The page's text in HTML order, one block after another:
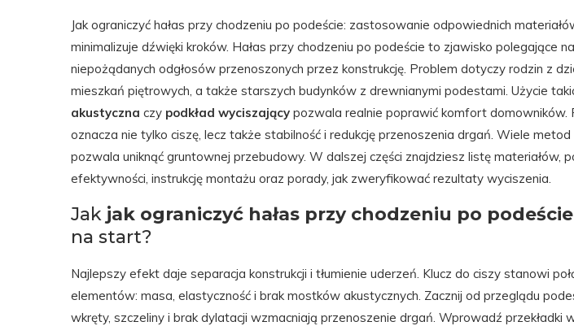
Jak ograniczyć hałas przy chodzeniu po podeście: zastosowanie odpowiednich
minimalizuje dźwięki kroków. Hałas przy chodzeniu po podeście to zjawisko polegające
niepożądanych odgłosów przenoszonych przez konstrukcję. Problem dotyczy rodzin z
mieszkań piętrowych, a także starszych budynków z drewnianymi podestami. Użycie
akustyczna czy podkład wyciszający pozwala realnie poprawić komfort domowników.
oznacza nie tylko ciszę, lecz także stabilność i redukcję przenoszenia drgań. Wiele
pozwala uniknąć gruntownej przebudowy. W dalszej części znajdziesz listę materiałów,
efektywności, instrukcję montażu oraz porady, jak zweryfikować rezultaty wyciszenia.
Jak jak ograniczyć hałas przy chodzeniu po podeście
na start?
Najlepszy efekt daje separacja konstrukcji i tłumienie uderzeń. Klucz do ciszy stanowi
elementów: masa, elastyczność i brak mostków akustycznych. Zacznij od przeglądu
wkręty, szczeliny i brak dylatacji wzmacniają przenoszenie drgań. Wprowadź przekładki